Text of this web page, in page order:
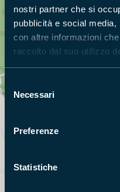
nostri partner che si
pubblicità e social
con altre informazioni
raccolto dal suo utilizzo
delNecessari
Preferenze
Statistiche